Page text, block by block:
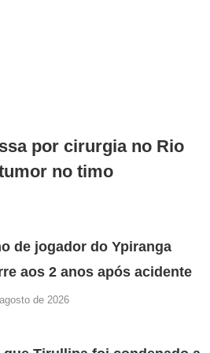
por cirurgia no Rio
no timo
de jogador do Ypiranga
aos 2 anos após acidente
de 2026